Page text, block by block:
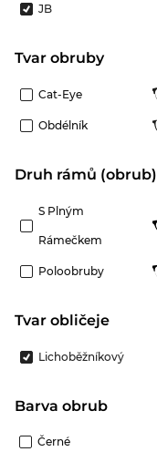
JB
Tvar obruby
Cat-Eye
Obdélník
Druh rámů (obrub)
S Plným
Rámečkem
Poloobruby
tvar obličeje
Lichoběžníkový
Barva obrub
Černé